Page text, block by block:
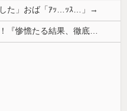
た」おば「ｱｯ…ｯｽ…」→
韓国人「安貞桓が韓国代表に激怒！『惨憺たる結果、徹底的な刷新が必要だ』と監督や協会を痛烈批判」